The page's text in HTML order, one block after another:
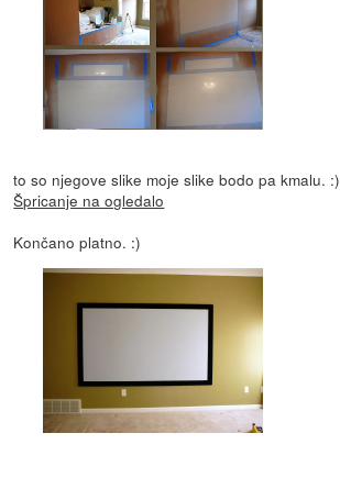
to so njegove slike moje slike bodo pa kmalu. :)
Špricanje na ogledalo
Končano platno. :)